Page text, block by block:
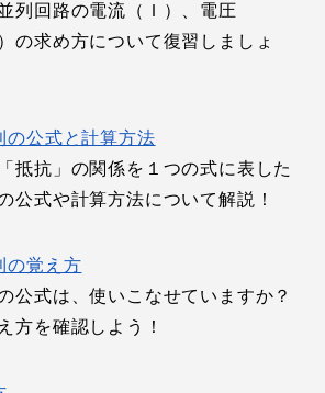
列回路の電流（Ｉ）、電圧
の求め方について復習しましょ
の公式と計算方法
抵抗」の関係を１つの式に表した
公式や計算方法について解説！
の覚え方
公式は、使いこなせていますか？
方を確認しよう！